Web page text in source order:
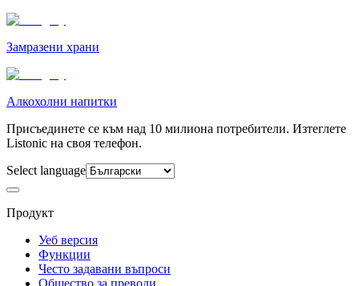
Замразени храни
Алкохолни напитки
Присъединете се към над 10 милиона потребители. Изтеглете
Listonic на своя телефон.
Select language
Продукт
Уеб версия
Функции
Често задавани въпроси
Общество за преводи